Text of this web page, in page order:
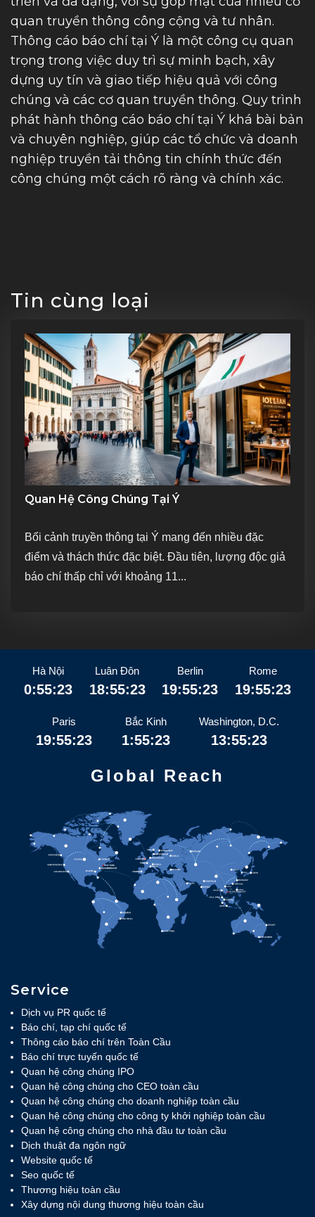
quan truyền thông công cộng và tư nhân.
Thông cáo báo chí tại Ý là một công cụ quan
trọng trong việc duy trì sự minh bạch, xây
dựng uy tín và giao tiếp hiệu quả với công
chúng và các cơ quan truyền thông. Quy trình
phát hành thông cáo báo chí tại Ý khá bài bản
và chuyên nghiệp, giúp các tổ chức và doanh
nghiệp truyền tải thông tin chính thức đến
công chúng một cách rõ ràng và chính xác.
Tin cùng loại
Quan Hệ Công Chúng Tại Ý
Bối cảnh truyền thông tại Ý mang đến nhiều đặc
điểm và thách thức đặc biệt. Đầu tiên, lượng độc giả
báo chí thấp chỉ với khoảng 11...
Hà Nội
0:55:23
Luân Đôn
18:55:23
Berlin
19:55:23
Rome
19:55:23
Paris
19:55:23
Bắc Kinh
1:55:23
Washington, D.C.
13:55:23
Global Reach
Service
Dịch vụ PR quốc tế
Báo chí, tạp chí quốc tế
Thông cáo báo chí trên Toàn Cầu
Báo chí trực tuyến quốc tế
Quan hệ công chúng IPO
Quan hệ công chúng cho CEO toàn cầu
Quan hệ công chúng cho doanh nghiệp toàn cầu
Quan hệ công chúng cho công ty khởi nghiệp toàn cầu
Quan hệ công chúng cho nhà đầu tư toàn cầu
Dịch thuật đa ngôn ngữ
Website quốc tế
Seo quốc tế
Thương hiệu toàn cầu
Xây dựng nội dung thương hiệu toàn cầu